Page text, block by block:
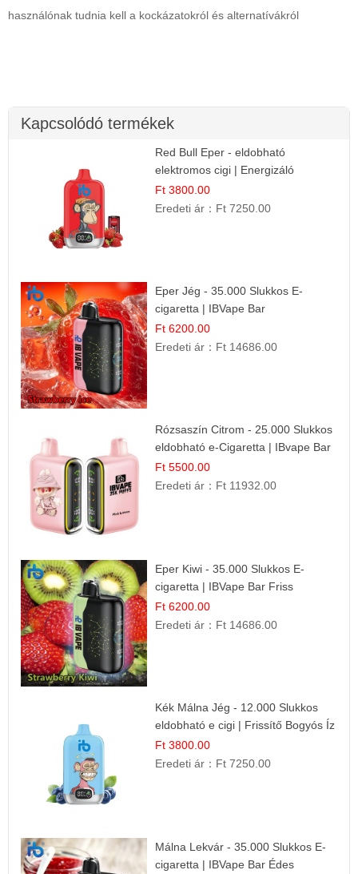
használónak tudnia kell a kockázatokról és alternatívákról
Kapcsolódó termékek
Red Bull Eper - eldobható
elektromos cigi | Energizáló
Gyümölcs Íz
Ft 3800.00
Eredeti ár： Ft 7250.00
Eper Jég - 35.000 Slukkos E-
cigaretta | IBVape Bar
Ft 6200.00
Eredeti ár： Ft 14686.00
Rózsaszín Citrom - 25.000 Slukkos
eldobható e-Cigaretta | IBvape Bar
Ft 5500.00
Eredeti ár： Ft 11932.00
Eper Kiwi - 35.000 Slukkos E-
cigaretta | IBVape Bar Friss
Gyümölcs Ízek
Ft 6200.00
Eredeti ár： Ft 14686.00
Kék Málna Jég - 12.000 Slukkos
eldobható e cigi | Frissítő Bogyós Íz
Ft 3800.00
Eredeti ár： Ft 7250.00
Málna Lekvár - 35.000 Slukkos E-
cigaretta | IBVape Bar Édes